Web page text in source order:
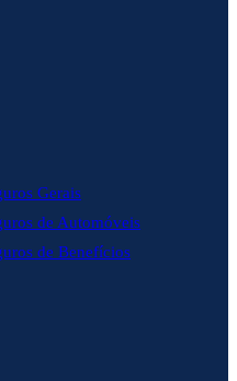
Gerais
de Automóveis
de Benefícios